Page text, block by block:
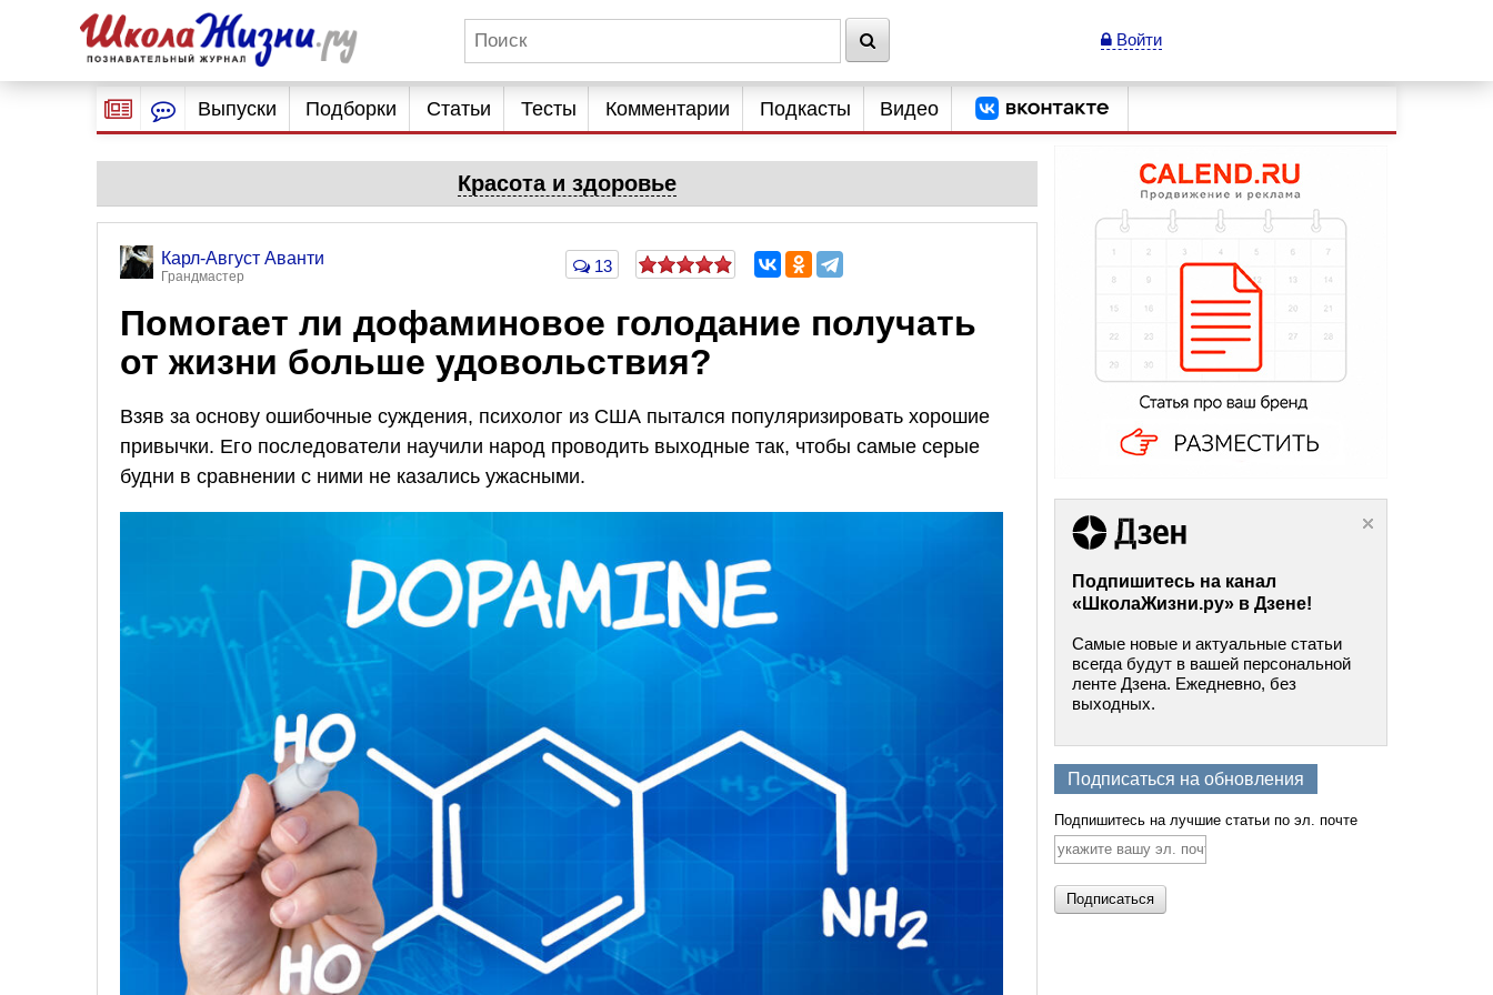
Войти
Выпуски Подборки Статьи Тесты Комментарии Подкасты Видео
Красота и здоровье
Карл-Август Аванти
Грандмастер
13
Помогает ли дофаминовое голодание получать
от жизни больше удовольствия?
Взяв за основу ошибочные суждения, психолог из США пытался популяризировать хорошие
привычки. Его последователи научили народ проводить выходные так, чтобы самые серые
будни в сравнении с ними не казались ужасными.
Подпишитесь на канал
«ШколаЖизни.ру» в Дзене!
Самые новые и актуальные статьи
всегда будут в вашей персональной
ленте Дзена. Ежедневно, без
выходных.
Подписаться на обновления
Подпишитесь на лучшие статьи по эл. почте